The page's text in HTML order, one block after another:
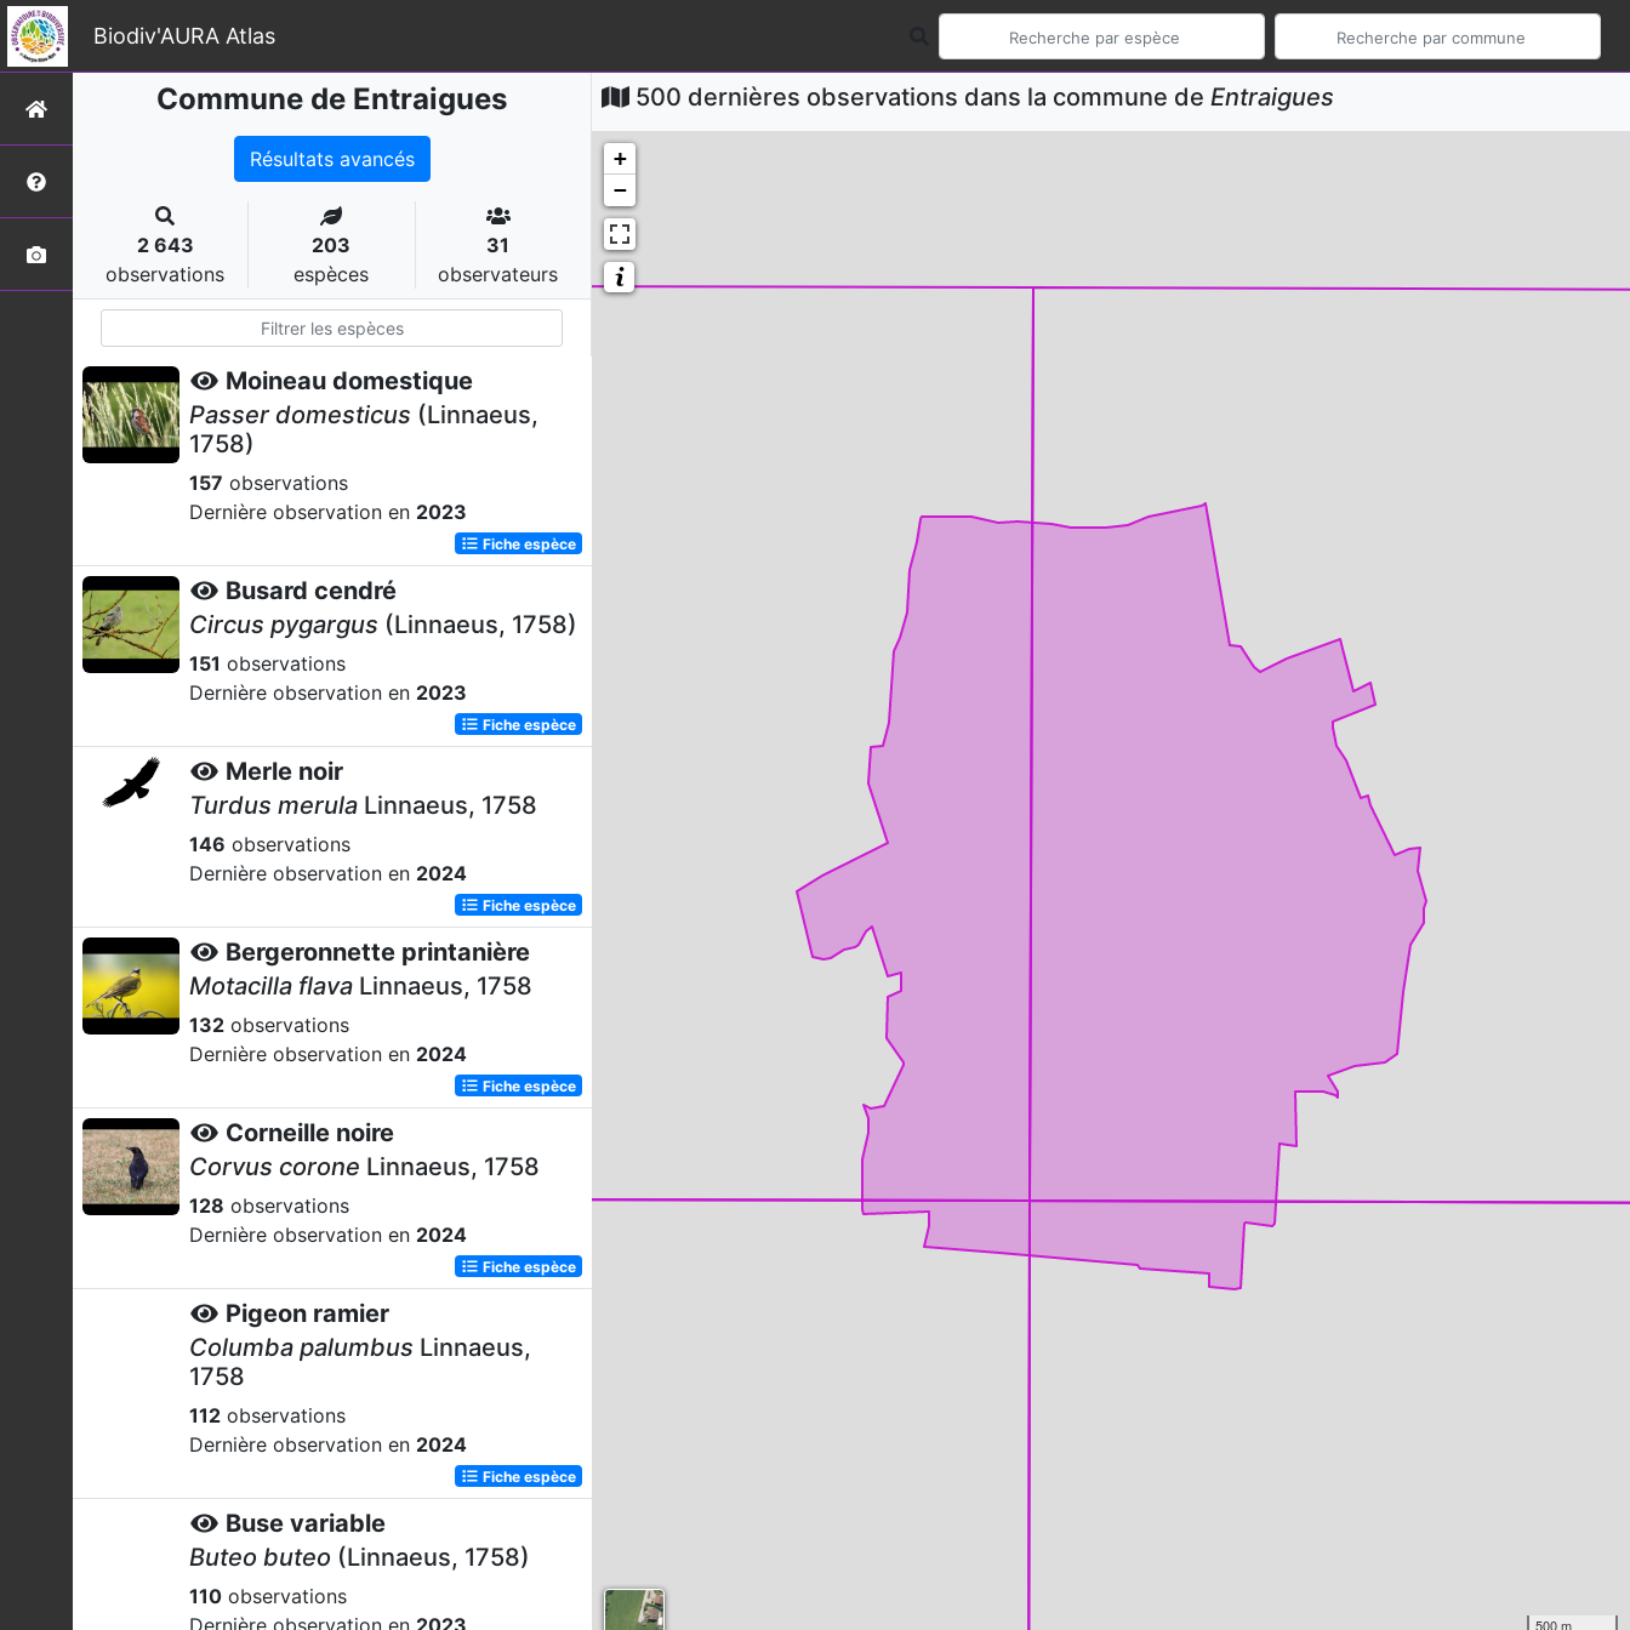
Biodiv'AURA Atlas
Commune de Entraigues
Résultats avancés
2 643
observations
203
espèces
31
observateurs
Moineau domestique
Passer domesticus (Linnaeus,
1758)
157 observations
Dernière observation en 2023
Fiche espèce
Busard cendré
Circus pygargus (Linnaeus, 1758)
151 observations
Dernière observation en 2023
Fiche espèce
Merle noir
Turdus merula Linnaeus, 1758
146 observations
Dernière observation en 2024
Fiche espèce
Bergeronnette printanière
Motacilla flava Linnaeus, 1758
132 observations
Dernière observation en 2024
Fiche espèce
Corneille noire
Corvus corone Linnaeus, 1758
128 observations
Dernière observation en 2024
Fiche espèce
Pigeon ramier
Columba palumbus Linnaeus,
1758
112 observations
Dernière observation en 2024
Fiche espèce
Buse variable
Buteo buteo (Linnaeus, 1758)
110 observations
Dernière observation en 2023
500 dernières observations dans la commune de Entraigues
+
−
500 m